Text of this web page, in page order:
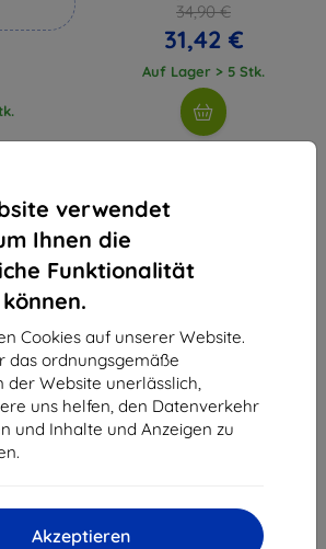
verwendet
Ihnen die
Funktionalität
Cookies auf unserer Website.
das ordnungsgemäße
der Website unerlässlich,
uns helfen, den Datenverkehr
und Inhalte und Anzeigen zu
Akzeptieren
34,90 €
31,42 €
Auf Lager > 5 Stk.